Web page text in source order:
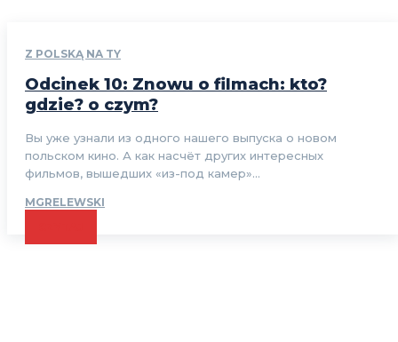
Z POLSKĄ NA TY
Odcinek 10: Znowu o filmach: kto?
gdzie? o czym?
Вы уже узнали из одного нашего выпуска о новом
польском кино. А как насчёт других интересных
фильмов, вышедших «из-под камер»...
MGRELEWSKI